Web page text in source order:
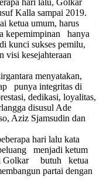
Kalla sampai 2019.
ketua umum, harus
kepemimpinan hanya
kunci sukses pemilu,
kesejahteraan
menyatakan,
punya integritas di
dedikasi, loyalitas,
disusul Ade
Aziz Sjamsudin dan
hari lalu kata
menjadi ketum
Golkar butuh ketua
partai dengan